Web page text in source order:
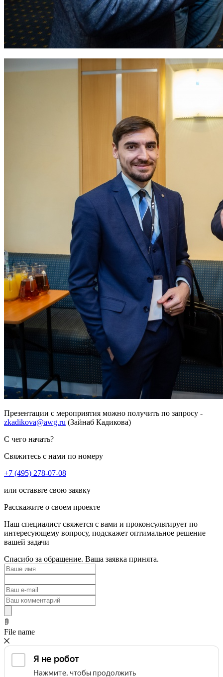
Презентации с мероприятия можно получить по запросу -
zkadikova@awg.ru (Зайнаб Кадикова)
С чего начать?
Свяжитесь с нами по номеру
+7 (495) 278-07-08
или оставьте свою заявку
Расскажите о своем проекте
Наш специалист свяжется с вами и проконсультирует по
интересующему вопросу, подскажет оптимальное решение
вашей задачи
Спасибо за обращение. Ваша заявка принята.
File name